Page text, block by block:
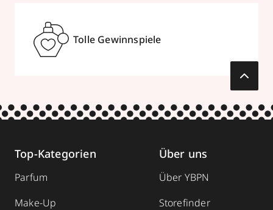
Tolle Gewinnspiele
Top-Kategorien
Parfum
Make-Up
Über uns
Über YBPN
Storefinder